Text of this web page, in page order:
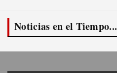
Noticias en el Tiempo...